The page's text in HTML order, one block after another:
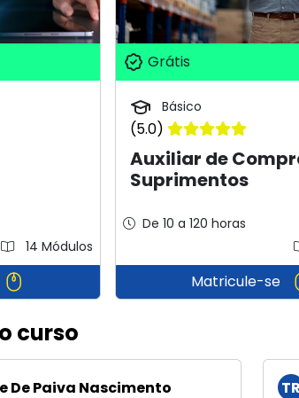
14 Módulos
Grátis
Básico
(5.0)
Auxiliar de
Suprimentos
De 10 a 120 horas
Matricule-se
curso
De Paiva Nascimento TR